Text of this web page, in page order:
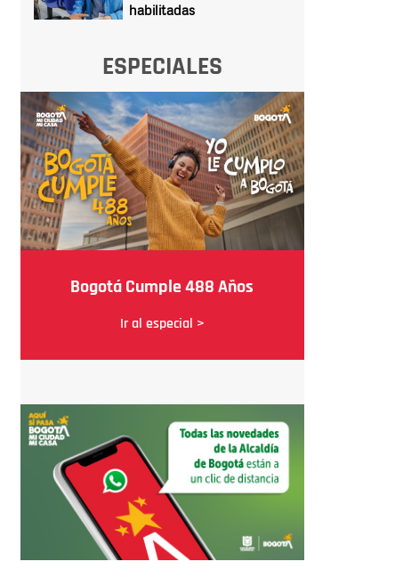
habilitadas
ESPECIALES
Bogotá Cumple 488 Años
Ir al especial >